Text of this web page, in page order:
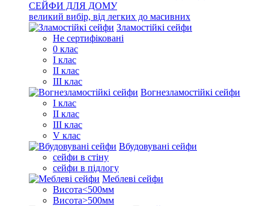
СЕЙФИ ДЛЯ ДОМУ
великий вибір, від легких до масивних
Зламостійкі сейфи
Не сертифіковані
0 клас
I клас
II клас
III клас
Вогнезламостійкі сейфи
I клас
II клас
III клас
V клас
Вбудовувані сейфи
сейфи в стіну
сейфи в підлогу
Меблеві сейфи
Висота<500мм
Висота>500мм